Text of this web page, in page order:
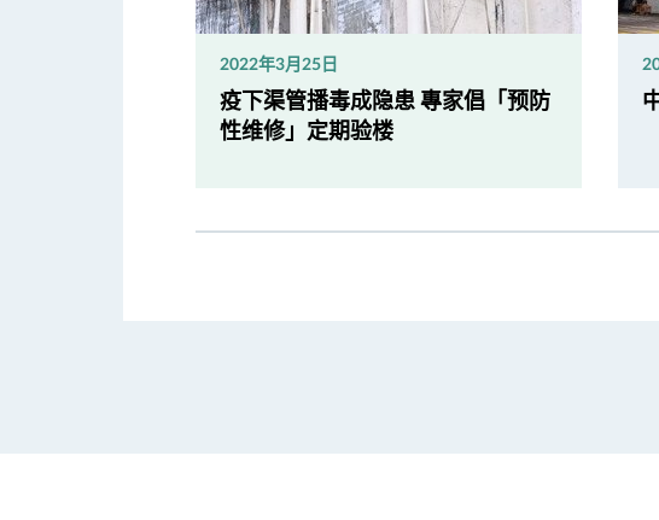
2022年3月25日
疫下渠管播毒成隐患 專家倡「预防
性维修」定期验楼